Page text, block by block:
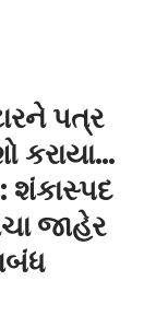
પત્ર
કરાયા…
શંકાસ્પદ
જાહેર